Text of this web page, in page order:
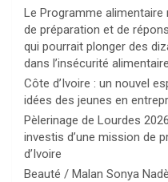
Le Programme
de préparation et de
qui pourrait plonger des
dans l’insécurité
Côte d’Ivoire : un nouvel
idées des jeunes en
Pèlerinage de Lourdes
investis d’une mission de
d’Ivoire
Beauté / Malan Sonya